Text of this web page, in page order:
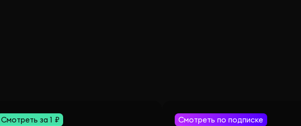
Смотреть за 1 ₽ Смотреть по подписке